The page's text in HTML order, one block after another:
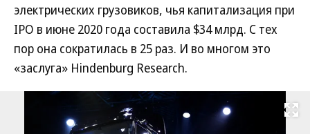
электрических грузовиков, чья капитализация при
IPO в июне 2020 года составила $34 млрд. С тех
пор она сократилась в 25 раз. И во многом это
«заслуга» Hindenburg Research.
Развернуть